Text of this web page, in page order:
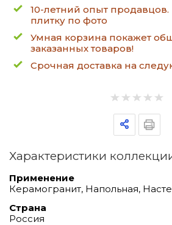
10-летний опыт
плитку по фото
Умная корзина покажет
заказанных товаров!
Срочная доставка на
Характеристики
Применение
Керамогранит, Напольная,
Страна
Россия